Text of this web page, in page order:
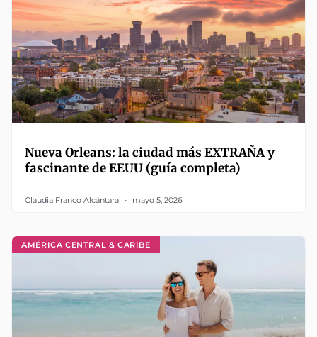
Nueva Orleans: la ciudad más EXTRAÑA y
fascinante de EEUU (guía completa)
Claudia Franco Alcántara mayo 5, 2026
AMÉRICA CENTRAL & CARIBE